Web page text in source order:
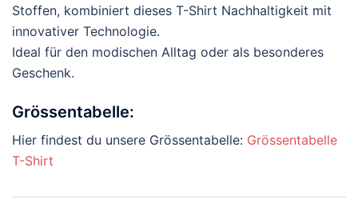
Stoffen, kombiniert dieses T-Shirt Nachhaltigkeit mit
innovativer Technologie.
Ideal für den modischen Alltag oder als besonderes
Geschenk.
Grössentabelle:
Hier findest du unsere Grössentabelle: Grössentabelle
T-Shirt